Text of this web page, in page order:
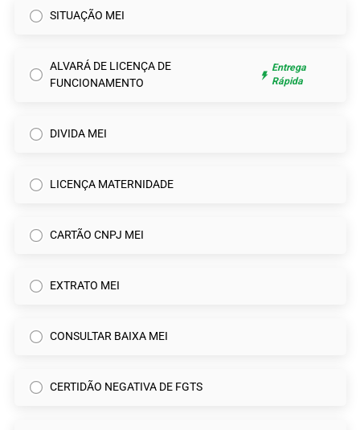
SITUAÇÃO MEI
ALVARÁ DE LICENÇA DE
FUNCIONAMENTO
Entrega
Rápida
DIVIDA MEI
LICENÇA MATERNIDADE
CARTÃO CNPJ MEI
EXTRATO MEI
CONSULTAR BAIXA MEI
CERTIDÃO NEGATIVA DE FGTS